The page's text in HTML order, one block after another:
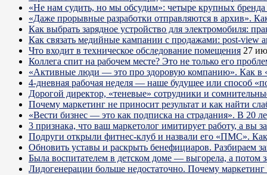
«Не нам судить, но мы обсудим»: четыре крупных
«Даже прорывные разработки отправляются в архив».
Как выбрать зарядное устройство для электромобиля:
Как связать медийные кампании с продажами: post-view
Что входит в техническое обследование помещения 27
Коллега спит на рабочем месте? Это не только его
«Активные люди — это про здоровую компанию». Как в
4-дневная рабочая неделя — наше будущее или способ
Дорогой директор, «теневые» сотрудники и
Почему маркетинг не приносит результат и как найти
«Вести бизнес — это как подписка на страдания». В 20
3 признака, что ваш маркетолог имитирует работу, а вы
Подруги открыли фитнес-клуб и назвали его «ПМС».
Обновить уставы и раскрыть бенефициаров. Разбираем
Была воспитателем в детском доме — выгорела, а потом
Лидогенерации больше недостаточно. Почему